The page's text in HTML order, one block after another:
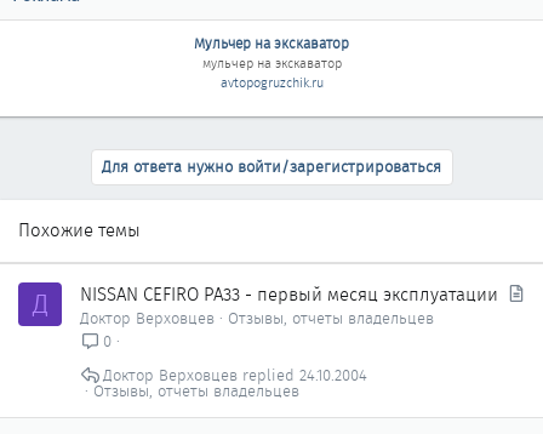
Мульчер на экскаватор
мульчер на экскаватор
avtopogruzchik.ru
Для ответа нужно войти/зарегистрироваться
Похожие темы
Д NISSAN CEFIRO PA33 - первый месяц эксплуатации
Доктор Верховцев
Отзывы, отчеты владельцев
0
Отзывы, отчеты владельцев
24.10.2004
Доктор Верховцев